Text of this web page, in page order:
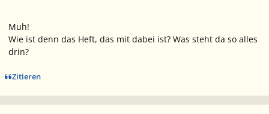
Muh!
Wie ist denn das Heft, das mit dabei ist? Was steht da so alles
drin?
Zitieren